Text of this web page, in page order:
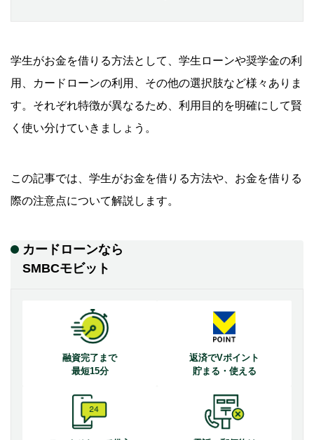
学生がお金を借りる方法として、学生ローンや奨学金の利
用、カードローンの利用、その他の選択肢など様々ありま
す。それぞれ特徴が異なるため、利用目的を明確にして賢
く使い分けていきましょう。
この記事では、学生がお金を借りる方法や、お金を借りる
際の注意点について解説します。
カードローンなら
SMBCモビット
融資完了まで
最短15分
返済でVポイント
貯まる・使える